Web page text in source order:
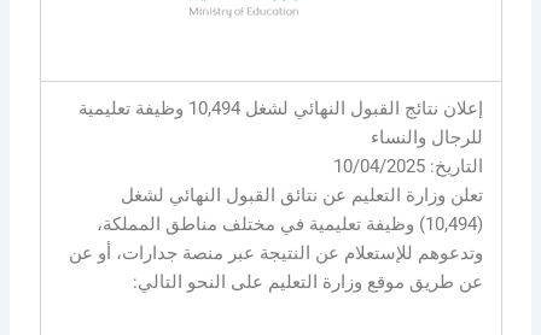
إعلان نتائج القبول النهائي لشغل 10,494 وظيفة تعليمية
للرجال والنساء
التاريخ: 10/04/2025
تعلن وزارة التعليم عن نتائق القبول النهائي لشغل
(10,494) وظيفة تعليمية في مختلف مناطق المملكة،
وتدعوهم للإستعلام عن النتيجة عبر منصة جدارات، أو عن
عن طريق موقع وزارة التعليم على النحو التالي: